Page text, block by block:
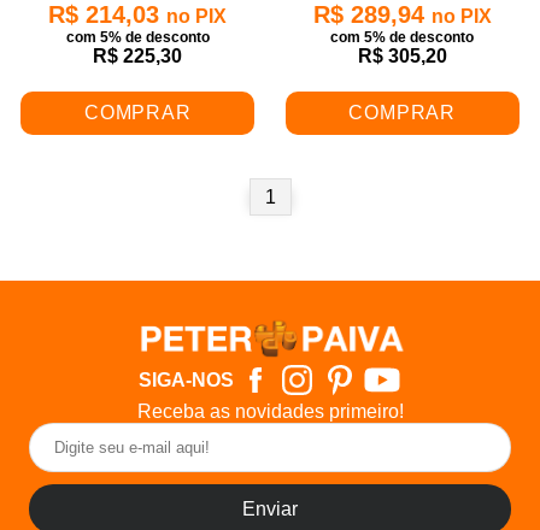
R$ 214,03 no PIX
com 5% de desconto
R$ 225,30
COMPRAR
R$ 289,94 no PIX
com 5% de desconto
R$ 305,20
COMPRAR
1
SIGA-NOS
Receba as novidades primeiro!
Enviar